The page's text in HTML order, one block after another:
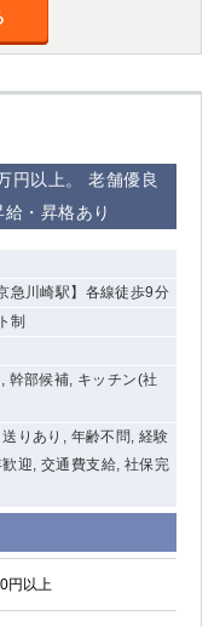
円以上。 老舗優良
・昇格あり
急川崎駅】各線徒歩9分
制
幹部候補, キッチン(社
りあり, 年齢不問, 経験
迎, 交通費支給, 社保完
円以上
しく